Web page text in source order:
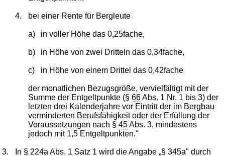
4. bei einer Rente für Bergleute
a) in voller Höhe das 0,25fache,
b) in Höhe von zwei Dritteln das 0,34fache,
c) in Höhe von einem Drittel das 0,42fache
der monatlichen Bezugsgröße, vervielfältigt mit der
Summe der Entgeltpunkte (§ 66Abs. 1 Nr. 1 bis 3) der
letzten drei Kalenderjahre vor Eintritt der im Bergbau
verminderten Berufsfähigkeit oder der Erfüllung der
Voraussetzungen nach § 45Abs. 3, mindestens
jedoch mit 1,5 Entgeltpunkten."
3. In § 224a Abs. 1 Satz 1 wird die Angabe „§ 345a" durch